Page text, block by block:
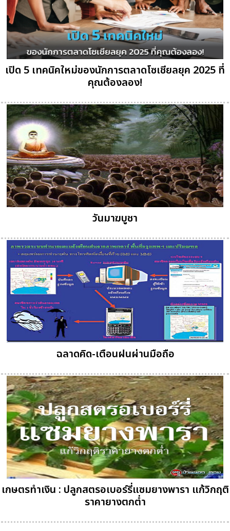
เปิด 5 เทคนิคใหม่ของนักการตลาดโซเชียลยุค 2025 ที่
คุณต้องลอง!
วันมาฆบูชา
ฉลาดคิด-เตือนฝนผ่านมือถือ
เกษตรทำเงิน : ปลูกสตรอเบอร์รี่แซมยางพารา แก้วิกฤติ
ราคายางตกต่ำ